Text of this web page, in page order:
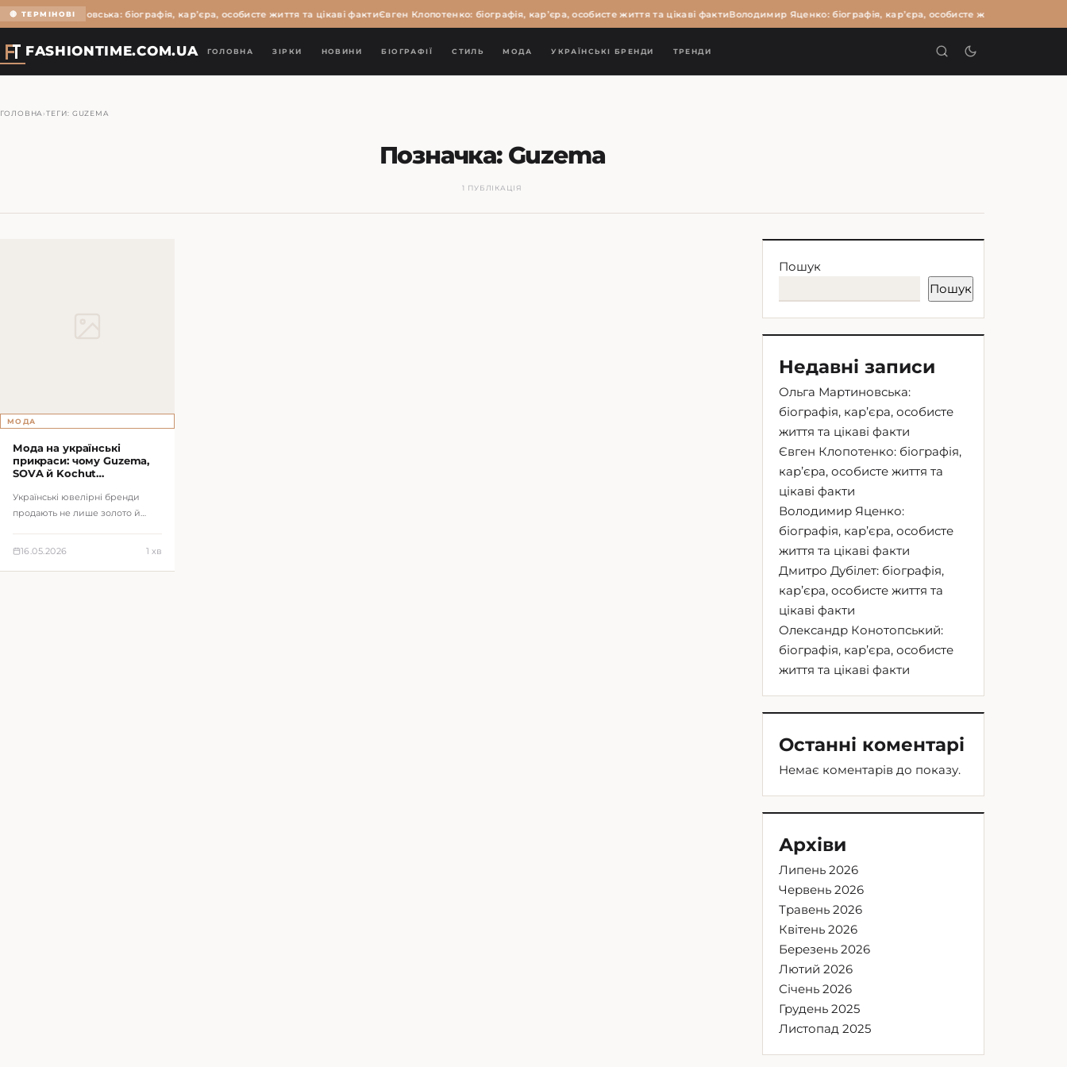
🔴 ТЕРМІНОВІ
Ольга Мартиновська: біографія, кар’єра, особисте життя та цікаві фактиЄвген Клопотенко: біографія, кар’єра, особисте життя та цікаві фактиВолодимир Яценко: біографія, кар’єра, особисте життя та цікаві
FASHIONTIME.COM.UA ГОЛОВНА ЗІРКИ НОВИНИ БІОГРАФІЇ СТИЛЬ МОДА УКРАЇНСЬКІ БРЕНДИ ТРЕНДИ
ГОЛОВНА ›ТЕГИ: GUZEMA
Позначка: Guzema
1 ПУБЛІКАЦІЯ
МОДА
Мода на українські
прикраси: чому Guzema,
SOVA й Kochut
історією
Українські ювелірні бренди
продають не лише золото й
16.05.2026 1 хв
Пошук
Пошук
Недавні записи
Ольга Мартиновська:
біографія, кар’єра, особисте
життя та цікаві факти
Євген Клопотенко: біографія,
кар’єра, особисте життя та
цікаві факти
Володимир Яценко:
біографія, кар’єра, особисте
життя та цікаві факти
Дмитро Дубілет: біографія,
кар’єра, особисте життя та
цікаві факти
Олександр Конотопський:
біографія, кар’єра, особисте
життя та цікаві факти
Останні коментарі
Немає коментарів до показу.
Архіви
Липень 2026
Червень 2026
Травень 2026
Квітень 2026
Березень 2026
Лютий 2026
Січень 2026
Грудень 2025
Листопад 2025